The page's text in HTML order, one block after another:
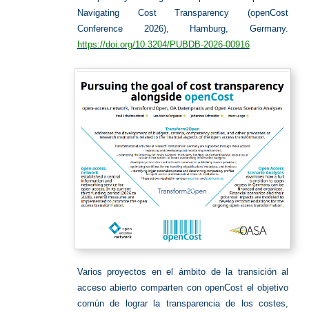
Navigating Cost Transparency (openCost
Conference 2026), Hamburg, Germany.
https://doi.org/10.3204/PUBDB-2026-00916
Varios proyectos en el ámbito de la transición al
acceso abierto comparten con openCost el objetivo
común de lograr la transparencia de los costes,